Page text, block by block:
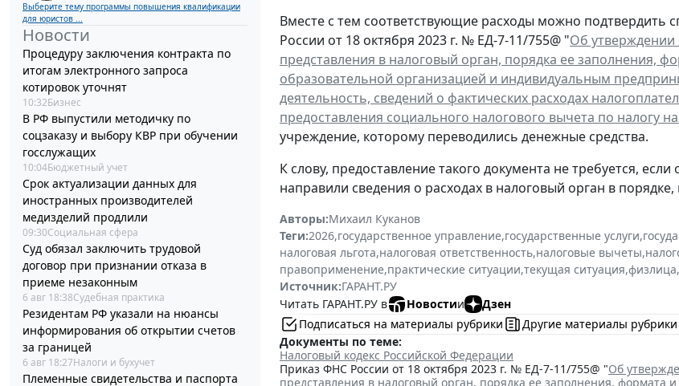
Выберите тему программы повышения квалификации
для юристов ...
Новости
Процедуру заключения контракта по
итогам электронного запроса
котировок уточнят
10:32Бизнес
В РФ выпустили методичку по
соцзаказу и выбору КВР при обучении
госслужащих
10:04Бюджетный учет
Срок актуализации данных для
иностранных производителей
медизделий продлили
09:30Социальная сфера
Суд обязал заключить трудовой
договор при признании отказа в
приеме незаконным
6 авг 18:38Судебная практика
Резидентам РФ указали на нюансы
информирования об открытии счетов
за границей
6 авг 18:27Налоги и бухучет
Племенные свидетельства и паспорта
Вместе с тем соответствующие расходы можно подтвердить
России от 18 октября 2023 г. № ЕД-7-11/755@ "Об утверждении
представления в налоговый орган, порядка ее заполнения,
образовательной организацией и индивидуальным
деятельность, сведений о фактических расходах
предоставления социального налогового вычета по налогу
учреждение, которому переводились денежные средства.
К слову, предоставление такого документа не требуется,
направили сведения о расходах в налоговый орган в
Авторы:Михаил Куканов
Теги:2026,государственное управление,государственные услуги,
налоговая льгота,налоговая ответственность,налоговые вычеты,
правоприменение,практические ситуации,текущая ситуация,физлица,
Источник:ГАРАНТ.РУ
Читать ГАРАНТ.РУ в
Новостии
Дзен
Подписаться на материалы рубрики
Другие материалы рубрики
Документы по теме:
Налоговый кодекс Российской Федерации
Приказ ФНС России от 18 октября 2023 г. № ЕД-7-11/755@ "Об
представления в налоговый орган, порядка ее заполнения, формата